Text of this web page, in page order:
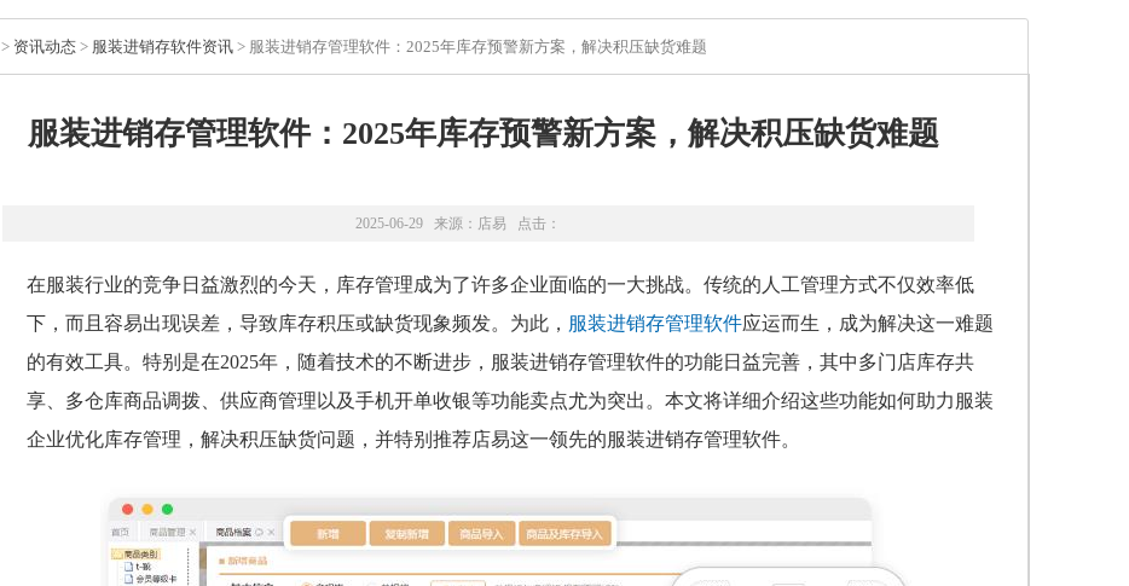
> 资讯动态 > 服装进销存软件资讯 > 服装进销存管理软件：2025年库存预警新方案，解决积压缺货难题
服装进销存管理软件：2025年库存预警新方案，解决积压缺货难题
2025-06-29 来源： 店易 点击：
在服装行业的竞争日益激烈的今天，库存管理成为了许多企业面临的一大挑战。传统的人工管理方式不仅效率低
下，而且容易出现误差，导致库存积压或缺货现象频发。为此， 服装进销存管理软件应运而生，成为解决这一难题
的有效工具。特别是在2025年，随着技术的不断进步，服装进销存管理软件的功能日益完善，其中多门店库存共
享、多仓库商品调拨、供应商管理以及手机开单收银等功能卖点尤为突出。本文将详细介绍这些功能如何助力服装
企业优化库存管理，解决积压缺货问题，并特别推荐店易这一领先的服装进销存管理软件。